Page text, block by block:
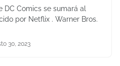
DC Comics se sumará al
por Netflix . Warner Bros.
30, 2023